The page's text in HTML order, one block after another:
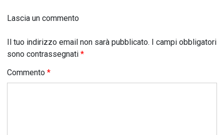
Lascia un commento
Il tuo indirizzo email non sarà pubblicato. I campi obbligatori
sono contrassegnati *
Commento *